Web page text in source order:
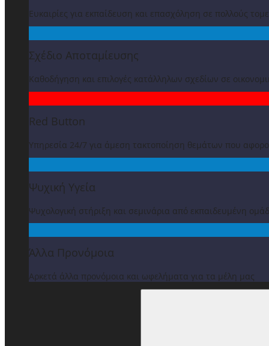
Ευκαιρίες για εκπαίδευση και επασχόληση σε πολλούς
Σχέδιο Αποταμίευσης
Καθοδήγηση και επιλογές κατάλληλων σχεδίων σε
Red Button
Υπηρεσία 24/7 για άμεση τακτοποίηση θεμάτων που
Ψυχική Υγεία
Ψυχολογική στήριξη και σεμινάρια από εκπαιδευμένη
Άλλα Προνόμοια
Αρκετά άλλα προνόμοια και ωφελήματα για τα μέλη μας